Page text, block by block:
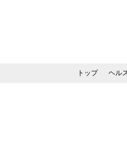
トップ ヘル